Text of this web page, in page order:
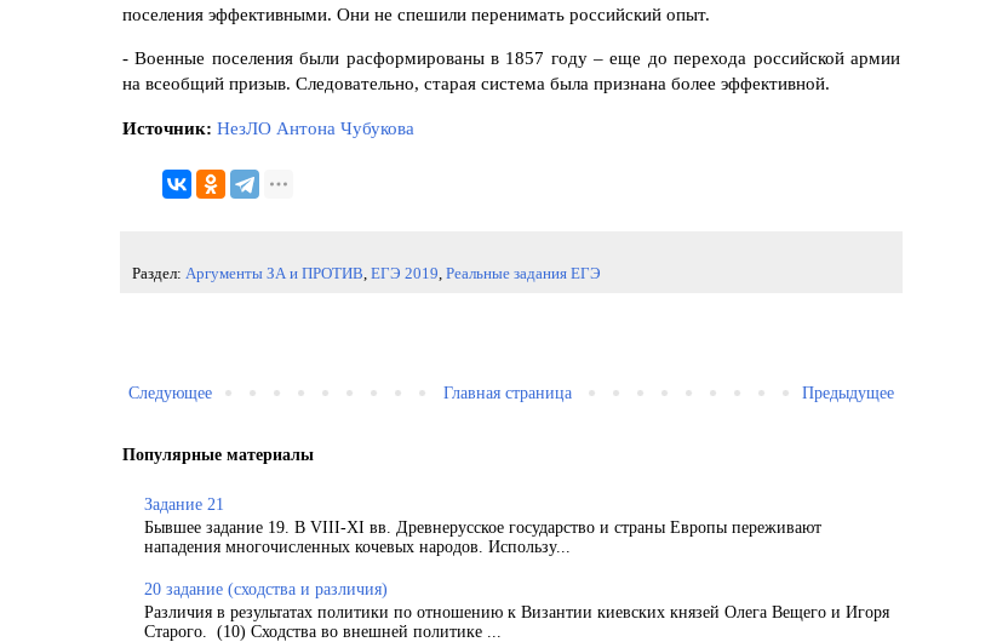
поселения эффективными. Они не спешили перенимать российский опыт.
- Военные поселения были расформированы в 1857 году – еще до перехода российской армии
на всеобщий призыв. Следовательно, старая система была признана более эффективной.
Источник: НезЛО Антона Чубукова
Раздел: Аргументы ЗА и ПРОТИВ, ЕГЭ 2019, Реальные задания ЕГЭ
Следующее Предыдущее
Главная страница
Популярные материалы
Задание 21
Бывшее задание 19. В VIII-XI вв. Древнерусское государство и страны Европы переживают
нападения многочисленных кочевых народов. Использу...
20 задание (сходства и различия)
Различия в результатах политики по отношению к Византии киевских князей Олега Вещего и Игоря
Старого. (10) Сходства во внешней политике ...